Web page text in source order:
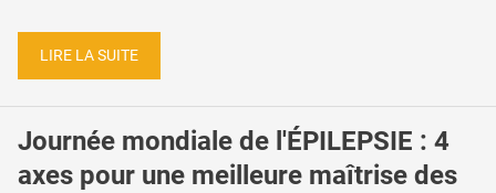
LIRE LA SUITE
Journée mondiale de l'ÉPILEPSIE : 4
axes pour une meilleure maîtrise des